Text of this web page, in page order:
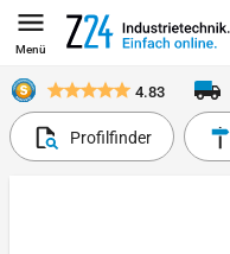
Menü
4.83
Profilfinder